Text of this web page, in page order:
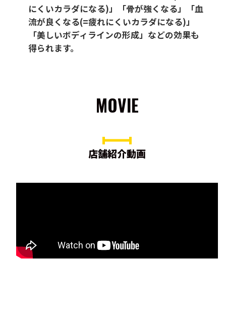
にくいカラダになる)」「骨が強くなる」「血
流が良くなる(=疲れにくいカラダになる)」
「美しいボディラインの形成」などの効果も
得られます。
MOVIE
店舗紹介動画